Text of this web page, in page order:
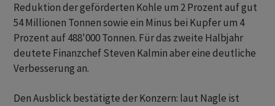
Reduktion der geförderten Kohle um 2 Prozent auf gut
54 Millionen Tonnen sowie ein Minus bei Kupfer um 4
Prozent auf 488'000 Tonnen. Für das zweite Halbjahr
deutete Finanzchef Steven Kalmin aber eine deutliche
Verbesserung an.
Den Ausblick bestätigte der Konzern: laut Nagle ist